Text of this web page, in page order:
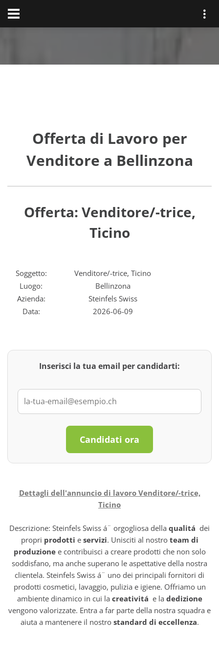
Offerta di Lavoro per
Venditore a Bellinzona
Offerta: Venditore/-trice,
Ticino
Soggetto:
Venditore/-trice, Ticino
Luogo:
Bellinzona
Azienda:
Steinfels Swiss
Data:
2026-06-09
Inserisci la tua email per candidarti:
Candidati ora
Dettagli dell'annuncio di lavoro Venditore/-trice,
Ticino
Descrizione: Steinfels Swiss á¨ orgogliosa della qualitá dei
propri prodotti e servizi. Unisciti al nostro team di
produzionee contribuisci a creare prodotti che non solo
soddisfano, ma anche superano le aspettative della nostra
clientela. Steinfels Swiss á¨ uno dei principali fornitori di
prodotti cosmetici, lavaggio, pulizia e igiene. Offriamo un
ambiente dinamico in cui la creativitá e la dedizione
vengono valorizzate. Entra a far parte della nostra squadra e
aiuta a mantenere il nostro standard di eccellenza.